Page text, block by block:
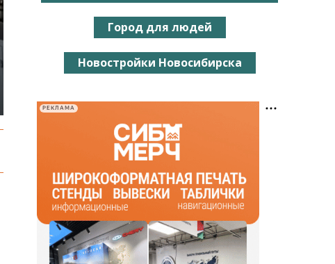
Город для людей
Новостройки Новосибирска
РЕКЛАМА